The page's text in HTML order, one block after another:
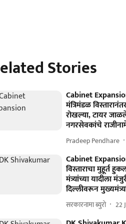
Stories
Cabinet
मंत्रिमंडळ
रोखल्या, टायर
नगरसेवकांचे
Pradeep Pendhare
Cabinet
विस्ताराचा मुहूर्त
मंत्र्यांच्या यादीला
दिल्लीवरून
सरकारनामा ब्युरो 22